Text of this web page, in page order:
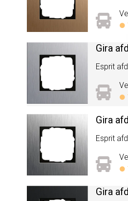
Gira
Esprit
Gira
Esprit
Gira